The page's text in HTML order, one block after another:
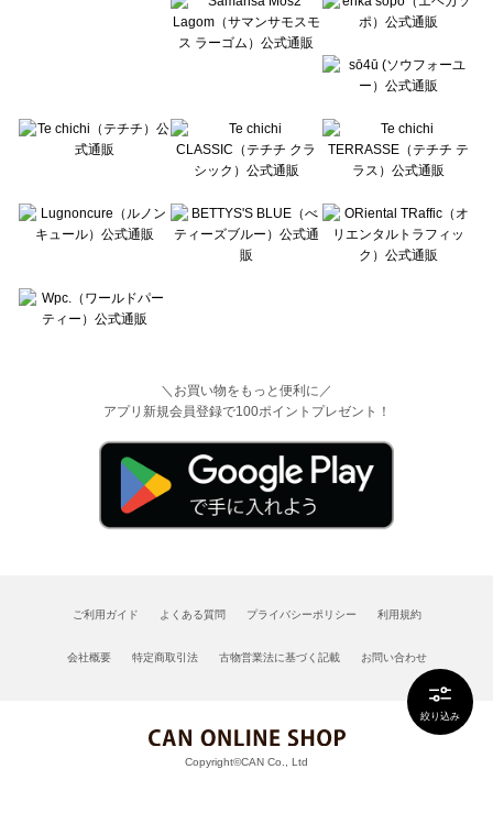
絞り込み
＼お買い物をもっと便利に／
アプリ新規会員登録で100ポイントプレゼント！
ご利用ガイド よくある質問 プライバシーポリシー 利用規約
会社概要 特定商取引法 古物営業法に基づく記載 お問い合わせ
Copyright©CAN Co., Ltd